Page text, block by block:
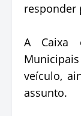
responder
A Caixa
veículo,
assunto.